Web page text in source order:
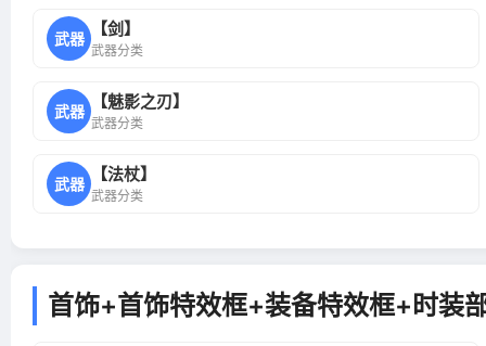
武器 【剑】
武器分类
武器 【魅影之刃】
武器分类
武器 【法杖】
武器分类
首饰+首饰特效框+装备特效框+时装